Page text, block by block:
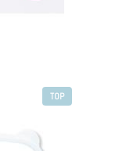
TOP